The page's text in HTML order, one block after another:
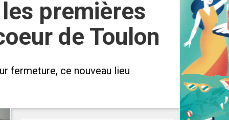
premières
de Toulon
fermeture, ce nouveau lieu